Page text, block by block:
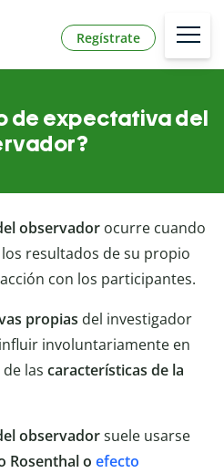
Regístrate
de expectativa del
observador ocurre cuando
resultados de su propio
con los participantes.
propias del investigador
involuntariamente en
las características de la
observadorsuele usarse
Rosenthal o efecto